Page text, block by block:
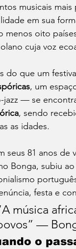
musicais
em sua
menos oito
cuja voz
do que um
, um
jazz — se
, sendo
as idades.
seus 81 anos de
Bonga, subiu
festa e
música
—
o